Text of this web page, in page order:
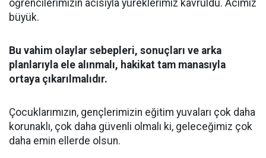
öğrencilerimizin acısıyla yüreklerimiz kavruldu. Acımız
büyük.
Bu vahim olaylar sebepleri, sonuçları ve arka
planlarıyla ele alınmalı, hakikat tam manasıyla
ortaya çıkarılmalıdır.
Çocuklarımızın, gençlerimizin eğitim yuvaları çok daha
korunaklı, çok daha güvenli olmalı ki, geleceğimiz çok
daha emin ellerde olsun.